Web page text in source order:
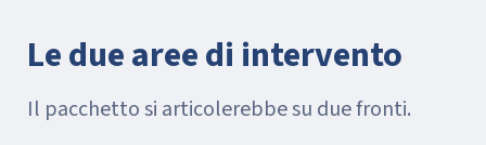
Le due aree di intervento
Il pacchetto si articolerebbe su due fronti.